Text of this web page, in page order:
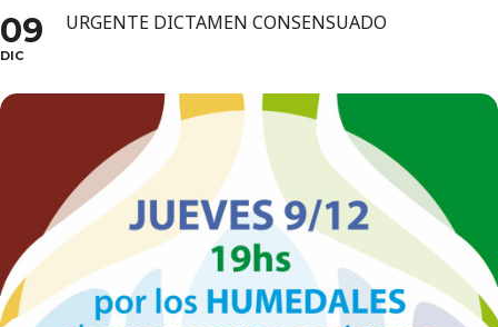
09
DIC
URGENTE DICTAMEN CONSENSUADO